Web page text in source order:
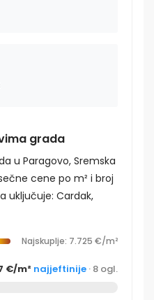
grada
u Paragovo, Sremska
cene po m² i broj
uključuje: Cardak,
Najskuplje: 7.725 €/m²
€/m² najjeftinije · 8 ogl.